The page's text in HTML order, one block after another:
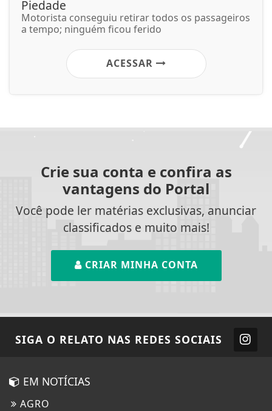
Piedade
Motorista conseguiu retirar todos os passageiros
a tempo; ninguém ficou ferido
ACESSAR
Crie sua conta e confira as
vantagens do Portal
Você pode ler matérias exclusivas, anunciar
classificados e muito mais!
CRIAR MINHA CONTA
SIGA O RELATO NAS REDES SOCIAIS
EM NOTÍCIAS
AGRO